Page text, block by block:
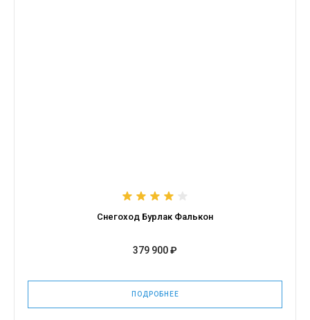
Снегоход Бурлак Фалькон
379 900 ₽
ПОДРОБНЕЕ